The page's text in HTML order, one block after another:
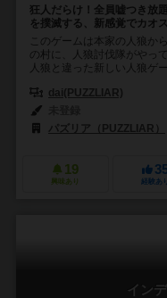
狂人だらけ！全員嘘つき放
を撲滅する、新感覚でカオ
このゲームは本家の人狼か
の村に、人狼討伐隊がやっ
人狼と違った新しい人狼ゲ
dai(PUZZLIAR)
パズリア（PUZZLIAR）
19
興味あり 経験あり
イン